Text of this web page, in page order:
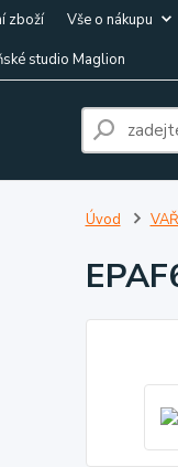
zboží Vše o nákupu
studio Maglion
Úvod